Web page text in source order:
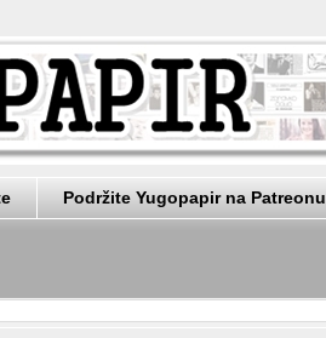
Podržite Yugopapir na Patreonu